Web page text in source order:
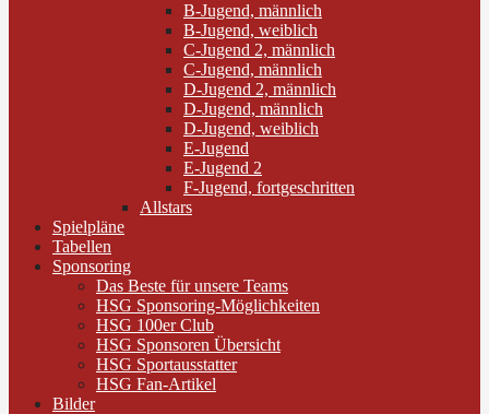
B-Jugend, männlich
B-Jugend, weiblich
C-Jugend 2, männlich
C-Jugend, männlich
D-Jugend 2, männlich
D-Jugend, männlich
D-Jugend, weiblich
E-Jugend
E-Jugend 2
F-Jugend, fortgeschritten
Allstars
Spielpläne
Tabellen
Sponsoring
Das Beste für unsere Teams
HSG Sponsoring-Möglichkeiten
HSG 100er Club
HSG Sponsoren Übersicht
HSG Sportausstatter
HSG Fan-Artikel
Bilder